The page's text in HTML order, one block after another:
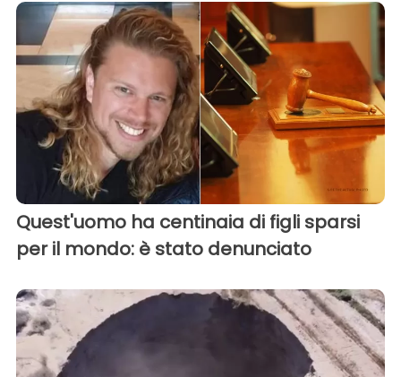
Quest'uomo ha centinaia di figli sparsi
per il mondo: è stato denunciato